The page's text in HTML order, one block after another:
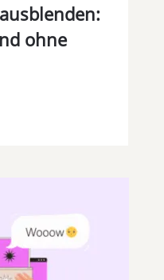
ohne